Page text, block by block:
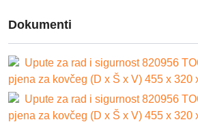
Dokumenti
Upute za rad i sigurnost 820956
pjena za kovčeg (D x Š x V) 455 x 320
Upute za rad i sigurnost 820956
pjena za kovčeg (D x Š x V) 455 x 320